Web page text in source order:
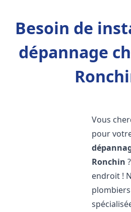
Besoin de
dépannage
Vous
pour
Ronchin
endroit !